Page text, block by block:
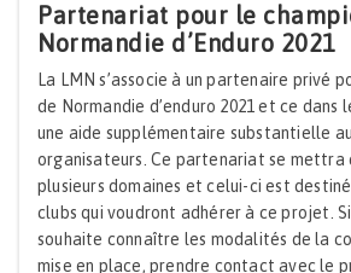
Partenariat pour le
Normandie d’Enduro 2021
La LMN s’associe à un partenaire privé
de Normandie d’enduro 2021 et ce dans
une aide supplémentaire substantielle
organisateurs. Ce partenariat se mettra
plusieurs domaines et celui-ci est
clubs qui voudront adhérer à ce projet.
souhaite connaître les modalités de la
mise en place, prendre contact avec le